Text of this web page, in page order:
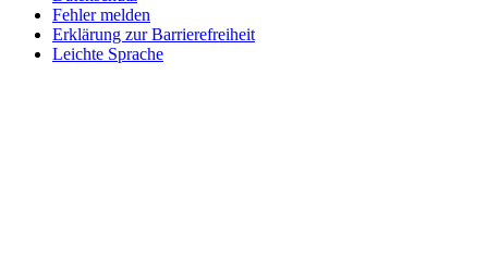
Fehler melden
Erklärung zur Barrierefreiheit
Leichte Sprache